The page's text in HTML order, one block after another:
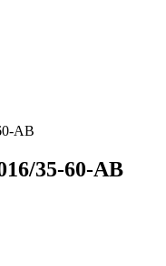
AB
35-60-AB